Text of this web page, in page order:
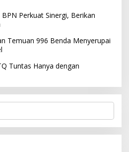
Perkuat Sinergi, Berikan
Temuan 996 Benda Menyerupai
Tuntas Hanya dengan